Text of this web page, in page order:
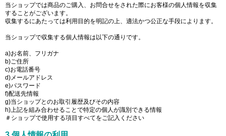
当ショップでは商品のご購入、お問合せをされた際にお客様の個人情報を収集
することがございます。
収集するにあたっては利用目的を明記の上、適法かつ公正な手段によります。
当ショップで収集する個人情報は以下の通りです。
a)お名前、フリガナ
b)ご住所
c)お電話番号
d)メールアドレス
e)パスワード
f)配送先情報
g)当ショップとのお取引履歴及びその内容
h)上記を組み合わせることで特定の個人が識別できる情報
＃ショップで使用する項目すべてをご記入ください